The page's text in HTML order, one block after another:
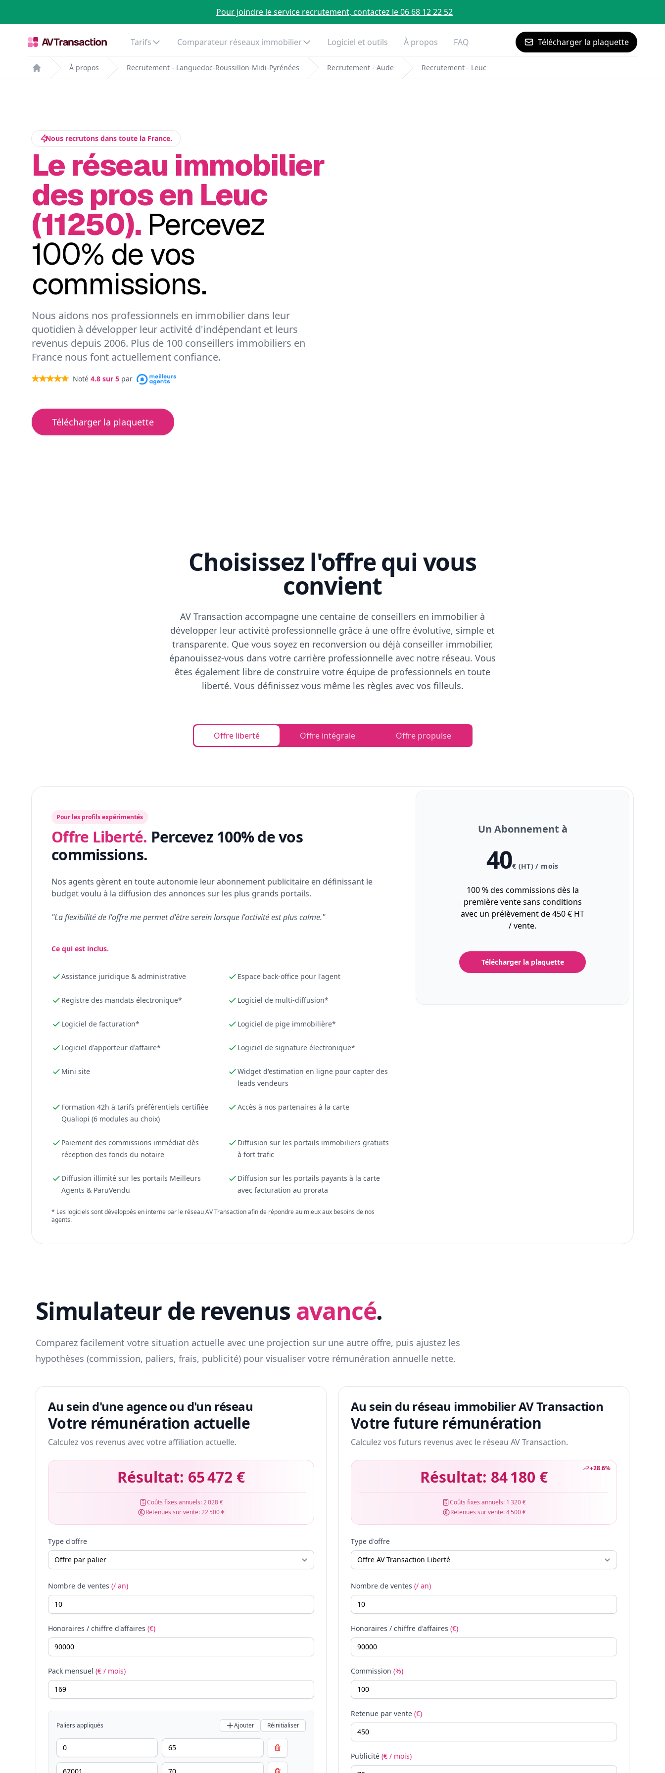
Pour joindre le service recrutement, contactez le 06 68 12 22 52
Tarifs Comparateur réseaux immobilier Logiciel et outils À propos FAQ Télécharger la plaquette
Home
À propos Recrutement - Languedoc-Roussillon-Midi-Pyrénées Recrutement - Aude Recrutement - Leuc
Nous recrutons dans toute la France.
Le réseau immobilier
des pros en Leuc
(11250). Percevez
100% de vos
commissions.
Nous aidons nos professionnels en immobilier dans leur
quotidien à développer leur activité d'indépendant et leurs
revenus depuis 2006. Plus de 100 conseillers immobiliers en
France nous font actuellement confiance.
Noté 4.8 sur 5 par
Télécharger la plaquette
Choisissez l'offre qui vous
convient
AV Transaction accompagne une centaine de conseillers en immobilier à
développer leur activité professionnelle grâce à une offre évolutive, simple et
transparente. Que vous soyez en reconversion ou déjà conseiller immobilier,
épanouissez-vous dans votre carrière professionnelle avec notre réseau. Vous
êtes également libre de construire votre équipe de professionnels en toute
liberté. Vous définissez vous même les règles avec vos filleuls.
Offre liberté Offre intégrale Offre propulse
Pour les profils expérimentés
Offre Liberté. Percevez 100% de vos
commissions.
Nos agents gèrent en toute autonomie leur abonnement publicitaire en définissant le
budget voulu à la diffusion des annonces sur les plus grands portails.
"La flexibilité de l'offre me permet d'être serein lorsque l'activité est plus calme."
Ce qui est inclus.
Assistance juridique & administrative Espace back-office pour l'agent
Registre des mandats électronique* Logiciel de multi-diffusion*
Logiciel de facturation* Logiciel de pige immobilière*
Logiciel d'apporteur d'affaire* Logiciel de signature électronique*
Mini site
Widget d'estimation en ligne pour capter des
leads vendeurs
Formation 42h à tarifs préférentiels certifiée
Qualiopi (6 modules au choix)
Accès à nos partenaires à la carte
Paiement des commissions immédiat dès
réception des fonds du notaire
Diffusion sur les portails immobiliers gratuits
à fort trafic
Diffusion illimité sur les portails Meilleurs
Agents & ParuVendu
Diffusion sur les portails payants à la carte
avec facturation au prorata
* Les logiciels sont développés en interne par le réseau AV Transaction afin de répondre au mieux aux besoins de nos
agents.
Un Abonnement à
40€ (HT) / mois
100 % des commissions dès la
première vente sans conditions
avec un prélèvement de 450 € HT
/ vente.
Télécharger la plaquette
Simulateur de revenus avancé.
Comparez facilement votre situation actuelle avec une projection sur une autre offre, puis ajustez les
hypothèses (commission, paliers, frais, publicité) pour visualiser votre rémunération annuelle nette.
Au sein d'une agence ou d'un réseau
Votre rémunération actuelle
Calculez vos revenus avec votre affiliation actuelle.
Résultat: 65 472 €
Coûts fixes annuels:2 028 €
Retenues sur vente:22 500 €
Type d'offre
Nombre de ventes (/ an)
Honoraires / chiffre d'affaires (€)
Pack mensuel (€ / mois)
Paliers appliqués Ajouter Réinitialiser
Au sein du réseau immobilier AV Transaction
Votre future rémunération
Calculez vos futurs revenus avec le réseau AV Transaction.
+28.6%
Résultat: 84 180 €
Coûts fixes annuels: 1 320 €
Retenues sur vente:4 500 €
Type d'offre
Nombre de ventes (/ an)
Honoraires / chiffre d'affaires (€)
Commission (%)
Retenue par vente (€)
Publicité (€ / mois)